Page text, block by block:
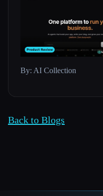
By: AI Collection
Back to Blogs